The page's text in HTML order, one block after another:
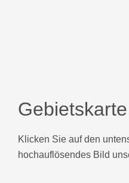
Gebietskarte
Klicken Sie auf den
hochauflösendes Bild